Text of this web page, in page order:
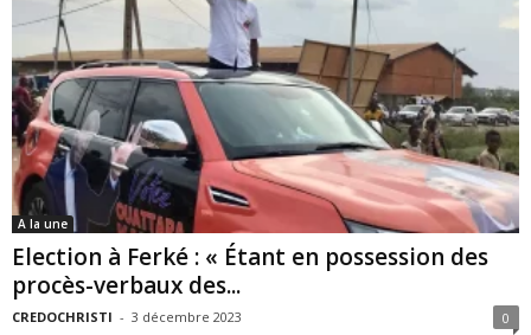
A la une
Election à Ferké : « Étant en possession des
procès-verbaux des...
CREDOCHRISTI - 3 décembre 2023 0